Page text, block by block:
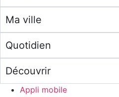
Ma ville
Quotidien
Découvrir
Appli mobile